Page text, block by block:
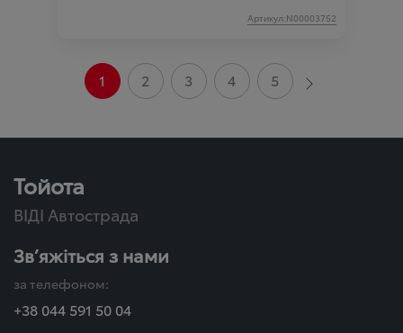
Артикул:N00003752
1 2 3 4 5
Тойота
ВІДІ Автострада
Зв’яжіться з нами
за телефоном:
+38 044 591 50 04